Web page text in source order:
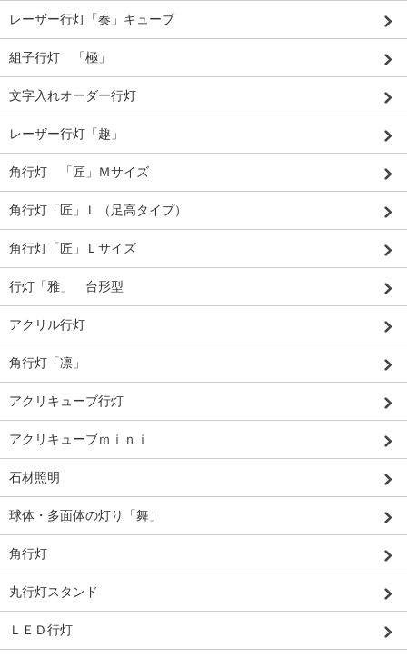
レーザー行灯「奏」キューブ
組子行灯 「極」
文字入れオーダー行灯
レーザー行灯「趣」
角行灯 「匠」Ｍサイズ
角行灯「匠」Ｌ（足高タイプ）
角行灯「匠」Ｌサイズ
行灯「雅」 台形型
アクリル行灯
角行灯「凛」
アクリキューブ行灯
アクリキューブｍｉｎｉ
石材照明
球体・多面体の灯り「舞」
角行灯
丸行灯スタンド
ＬＥＤ行灯